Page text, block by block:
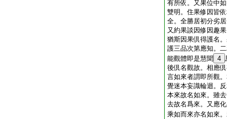
有所依。又果位中
雙明。住果修因皆
全。全勝居初分劣
又約果談因修因趣
猶斯因果倶得護名
護三品次第應知。
能觀體即是慧聞 4
後倶名觀故。相應
言如來者謂即所觀
覺迷本妄識輪迴。
本來故名如來。雖
去故名爲來。又應
乘如而來亦名如來